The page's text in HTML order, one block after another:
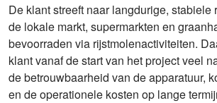
De klant streeft naar langdurige, stabiele
de lokale markt, supermarkten en
bevoorraden via rijstmolenactiviteiten.
klant vanaf de start van het project veel
de betrouwbaarheid van de apparatuur,
en de operationele kosten op lange